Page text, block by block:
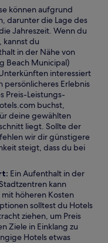
können aufgrund
darunter die Lage des
Jahreszeit. Wenn du
kannst du
in der Nähe von
Beach Municipal)
interessiert
Erlebnis
Preis-Leistungs-
buchst,
deine gewählten
liegt. Sollte der
wir dir günstigere
steigt, dass du bei
Ein Aufenthalt in der
kann
mit höheren Kosten
solltest du Hotels
ziehen, um Preis
Ziele in Einklang zu
Hotels etwas